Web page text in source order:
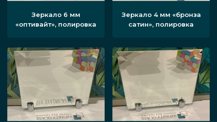
Зеркало 6 мм
«оптивайт», полировка
Зеркало 4 мм «бронза
сатин», полировка